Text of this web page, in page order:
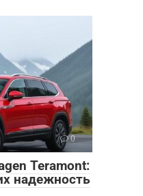
0
Teramont:
надежность